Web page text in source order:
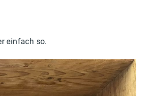
einfach so.